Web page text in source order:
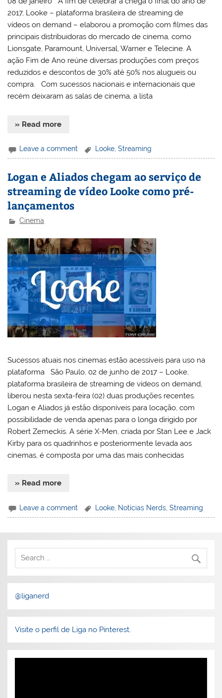
2017, Looke – plataforma brasileira de streaming de
vídeos on demand – elaborou a promoção com filmes das
principais distribuidoras do mercado de cinema, como
Lionsgate, Paramount, Universal, Warner e Telecine. A
ação Fim de Ano reúne diversas produções com preços
reduzidos e descontos de 30% até 50% nos alugueis ou
compra. Com sucessos nacionais e internacionais que
recém deixaram as salas de cinema, a lista
» Read more
Leave a comment Looke,Streaming
Logan e Aliados chegam ao serviço de
streaming de vídeo Looke como pré-
lançamentos
Cinema
Sucessos atuais nos cinemas estão acessíveis para uso na
plataforma São Paulo, 02 de junho de 2017 – Looke,
plataforma brasileira de streaming de vídeos on demand,
liberou nesta sexta-feira (02) duas produções recentes.
Logan e Aliados já estão disponíveis para locação, com
possibilidade de venda apenas para o longa dirigido por
Robert Zemeckis. A série X-Men, criada por Stan Lee e Jack
Kirby para os quadrinhos e posteriormente levada aos
cinemas, é composta por uma das mais conhecidas
» Read more
Leave a comment Looke Notícias Nerds ,Streaming
@liganerd
Visite o perfil de Liga no Pinterest.
Tocador